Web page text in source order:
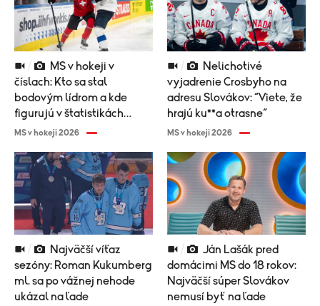
číslach: Kto sa stal
bodovým lídrom a kde
figurujú v štatistikách
Slováci?
MS v hokeji 2026
vyjadrenie Crosbyho na
adresu Slovákov: “Viete, že
hrajú ku**a otrasne“
MS v hokeji 2026
sezóny: Roman Kukumberg
ml. sa po vážnej nehode
ukázal na ľade
domácimi MS do 18 rokov:
Najväčší súper Slovákov
nemusí byť na ľade